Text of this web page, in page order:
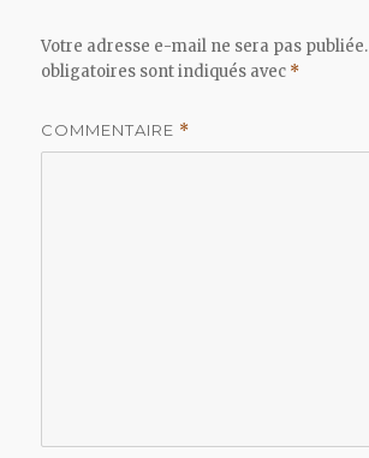
Votre adresse e-mail ne sera pas publiée.
obligatoires sont indiqués avec *
COMMENTAIRE *